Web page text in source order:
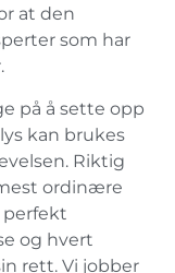
at den
som har
på å sette opp
kan brukes
Riktig
ordinære
perfekt
og hvert
rett. Vi jobber